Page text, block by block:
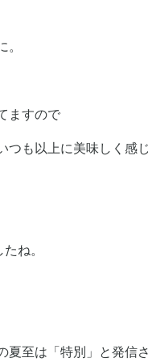
。
ますので
も以上に美味しく感じ
ね。
夏至は「特別」と発信